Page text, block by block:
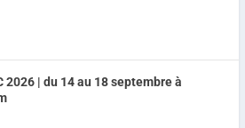
2026 | du 14 au 18 septembre à